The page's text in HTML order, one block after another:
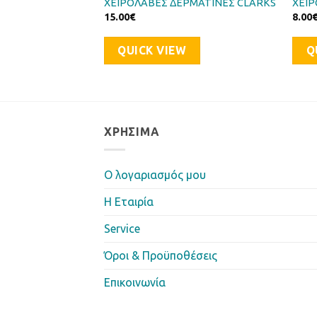
ΧΕΙΡΟΛΑΒΕΣ ΔΕΡΜΑΤΙΝΕΣ CLARKS
15.00€
QUICK VIEW
8.00
ΧΡΉΣΙΜΑ
Ο λογαριασμός μου
Η Eταιρία
Service
Όροι & Προϋποθέσεις
Επικοινωνία